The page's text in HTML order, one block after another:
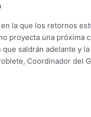
la que los retornos
proyecta una
saldrán adelante y
Coordinador del